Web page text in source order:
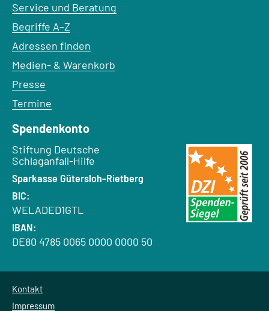
Service und Beratung
Begriffe A–Z
Adressen finden
Medien- & Warenkorb
Presse
Termine
Spendenkonto
Empfänger:
Stiftung Deutsche
Schlaganfall-Hilfe
Bank:
Sparkasse Gütersloh-Rietberg
BIC:
WELADED1GTL
IBAN:
DE80 4785 0065 0000 0000 50
Kontakt
Impressum